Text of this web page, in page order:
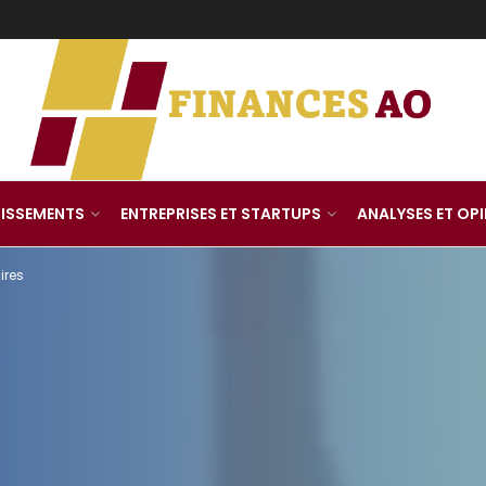
ENTREPRISES ET STARTUPS ANALYSES ET